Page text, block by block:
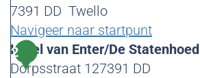
7391 DD Twello
Navigeer naar startpunt
D
o
2
Hotel van Enter/De Statenhoed
Dorpsstraat 127391 DD